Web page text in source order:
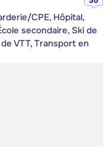
CPE, Hôpital,
secondaire, Ski de
VTT, Transport en